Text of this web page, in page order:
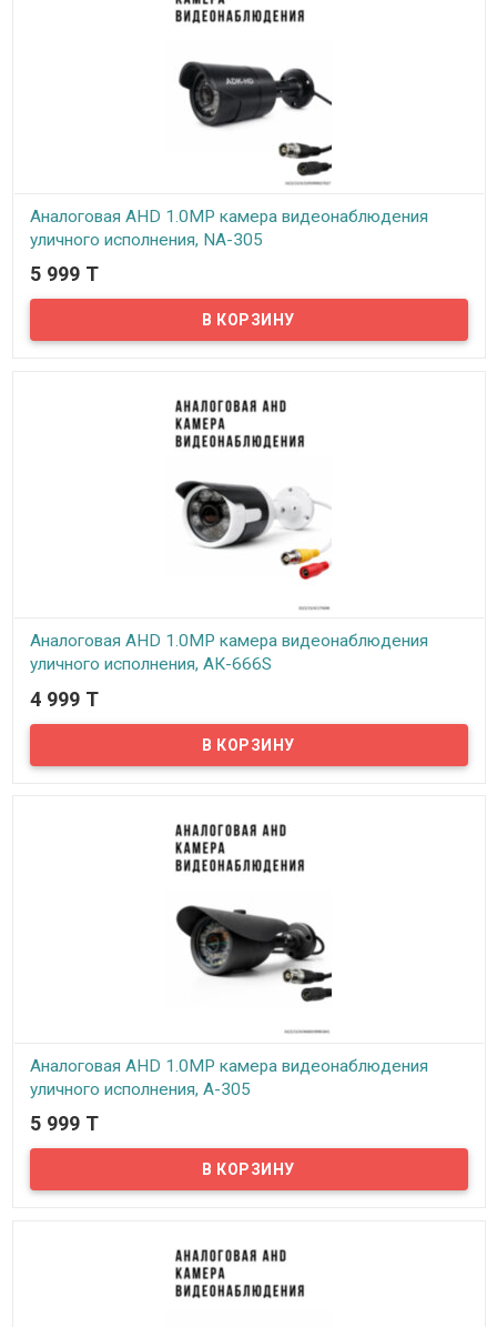
Аналоговая AHD 1.0MP камера видеонаблюдения
уличного исполнения, NA-305
В наличии
Предлагаем бюджетные аналоговые AHD 1Mpx камеры
видеонаблюдения уличного исполнения, модель NA-305!
5 999 T
Аналоговая AHD 1.0MP камера видеонаблюдения
уличного исполнения, AК-666S
В наличии
Предлагаем бюджетные аналоговые AHD 1Mpx камеры
видеонаблюдения уличного исполнения, модель AК-666S!
4 999 T
Аналоговая AHD 1.0MP камера видеонаблюдения
уличного исполнения, A-305
В наличии
Предлагаем бюджетные аналоговые AHD 1Mpx камеры
видеонаблюдения уличного исполнения, модель A-305!
5 999 T